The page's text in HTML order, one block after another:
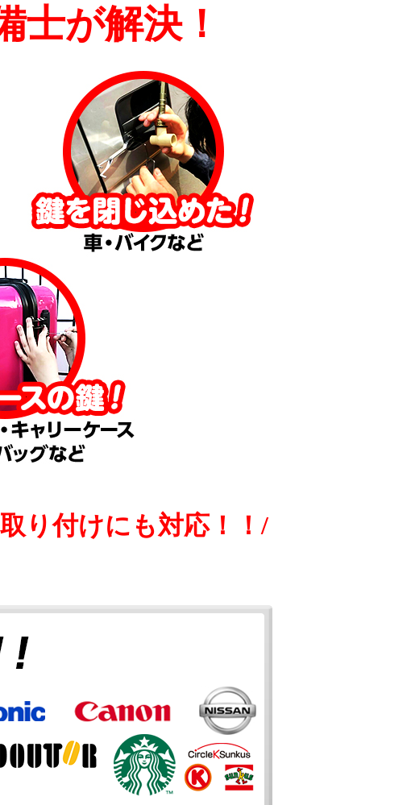
士が解決！
り付けにも対応！！/